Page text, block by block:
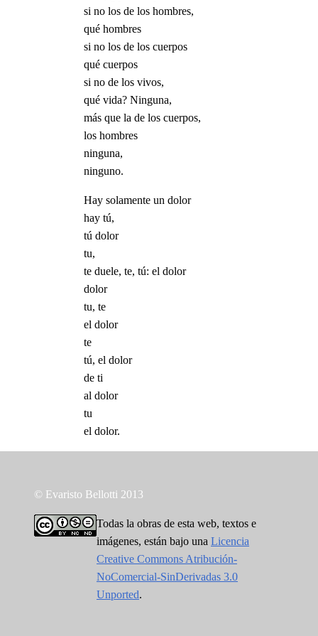
si no los de los hombres,
qué hombres
si no los de los cuerpos
qué cuerpos
si no de los vivos,
qué vida? Ninguna,
más que la de los cuerpos,
los hombres
ninguna,
ninguno.
Hay solamente un dolor
hay tú,
tú dolor
tu,
te duele, te, tú: el dolor
dolor
tu, te
el dolor
te
tú, el dolor
de ti
al dolor
tu
el dolor.
© Evaristo Bellotti 2013
Todas la obras de esta web, textos e
imágenes, están bajo una Licencia
Creative Commons Atribución-
NoComercial-SinDerivadas 3.0
Unported.